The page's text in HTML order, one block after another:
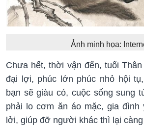
Ảnh minh họa:
Chưa hết, thời vận đến, tuổi
đại lợi, phúc lớn phúc nhỏ hội
bạn sẽ giàu có, cuộc sống sung
phải lo cơm ăn áo mặc, gia đình
lởi, giúp đỡ người khác thì lại